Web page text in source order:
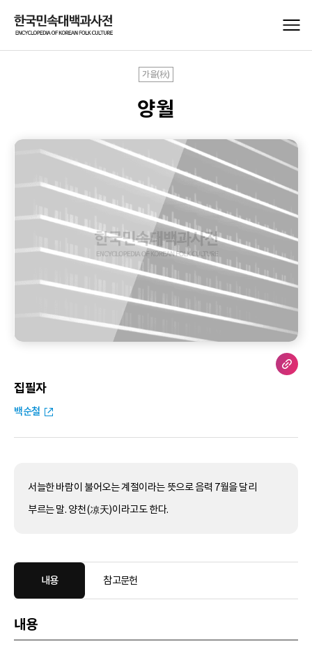
가을(秋)
양월
집필자
백순철
서늘한 바람이 불어오는 계절이라는 뜻으로 음력 7월을 달리
부르는 말. 양천(凉天)이라고도 한다.
내용 참고문헌
내용